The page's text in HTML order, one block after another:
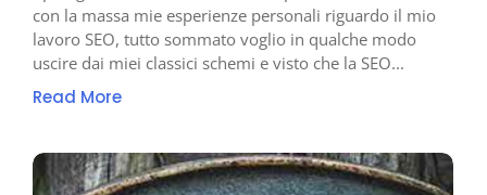
con la massa mie esperienze personali riguardo il mio
lavoro SEO, tutto sommato voglio in qualche modo
uscire dai miei classici schemi e visto che la SEO...
Read More